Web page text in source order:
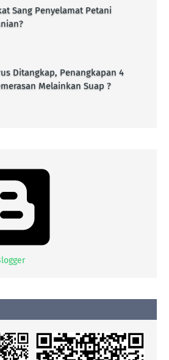
Sang Penyelamat Petani
Ditangkap, Penangkapan 4
Melainkan Suap ?